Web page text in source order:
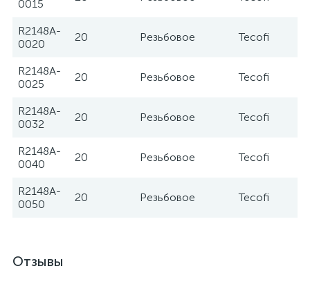
0015
R2148A-
0020
20 Резьбовое Tecofi
R2148A-
0025
20 Резьбовое Tecofi
R2148A-
0032
20 Резьбовое Tecofi
R2148A-
0040
20 Резьбовое Tecofi
R2148A-
0050
20 Резьбовое Tecofi
Отзывы